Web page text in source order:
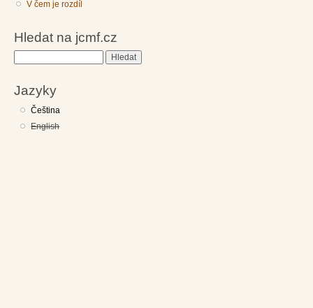
V čem je rozdíl
Hledat na jcmf.cz
Jazyky
Čeština
English